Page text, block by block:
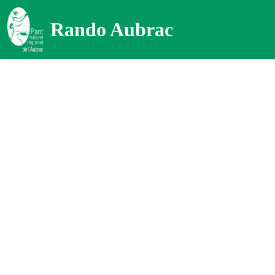
Rando Aubrac